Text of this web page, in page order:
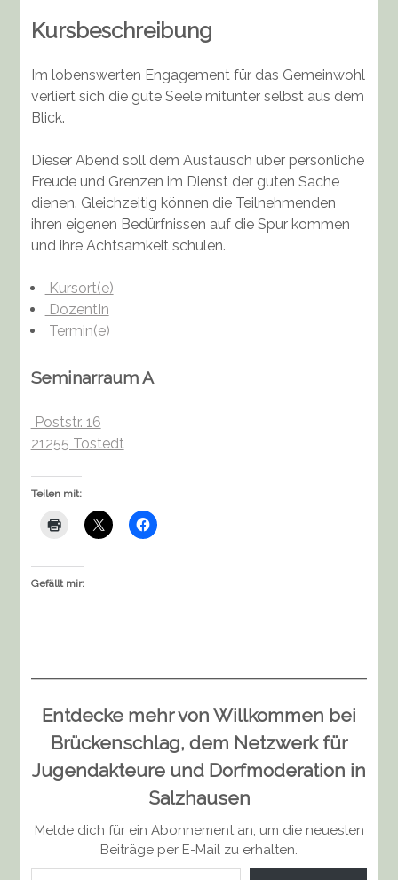
Kursbeschreibung
Im lobenswerten Engagement für das Gemeinwohl
verliert sich die gute Seele mitunter selbst aus dem
Blick.
Dieser Abend soll dem Austausch über persönliche
Freude und Grenzen im Dienst der guten Sache
dienen. Gleichzeitig können die Teilnehmenden
ihren eigenen Bedürfnissen auf die Spur kommen
und ihre Achtsamkeit schulen.
Kursort(e)
DozentIn
Termin(e)
Seminarraum A
Poststr. 16
21255 Tostedt
Teilen mit:
Gefällt mir:
Entdecke mehr von Willkommen bei
Brückenschlag, dem Netzwerk für
Jugendakteure und Dorfmoderation in
Salzhausen
Melde dich für ein Abonnement an, um die neuesten
Beiträge per E-Mail zu erhalten.
Gib deine E-Mail-Adresse ein ...